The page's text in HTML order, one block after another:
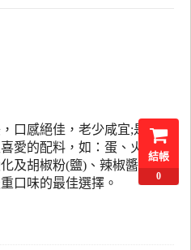
口感絕佳，老少咸宜;是點心
愛的配料，如：蛋、火腿
及胡椒粉(鹽)、辣椒醬、蒜
口味的最佳選擇。
結帳
0